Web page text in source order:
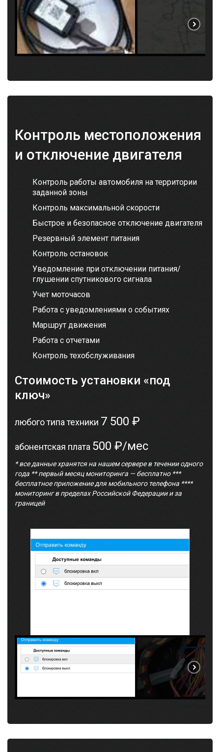
Контроль местоположения
и отключение двигателя
Контроль работы автомобиля на территории
заданной зоны
Контроль максимальной скорости
Быстрое и безопасное отключение двигателя
Резервный элемент питания
Контроль остановок
Уведомление при отключении питания/
глушении спутникового сигнала
Учет моточасов
Работа с уведомлениями о событиях
Маршрут движения
Работа с отчетами
Контроль техобслуживания
Стоимость установки «под
ключ»
любого типа техники 7 500 ₽
абонентская плата 500 ₽/мес
* все данные хранятся на нашем сервере в течении одного
года ** первый месяц мониторинга — бесплатно ***
бесплатное приложение для мобильного телефона ****
мониторинг в пределах Российской Федерации и за
границей